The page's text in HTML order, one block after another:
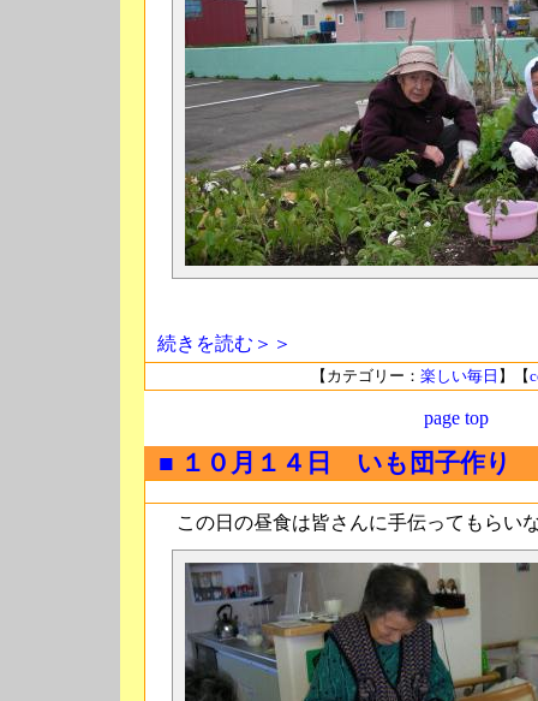
続きを読む＞＞
【カテゴリー： 楽しい毎日 】【
page top
■ １０月１４日 いも団子作り
この日の昼食は皆さんに手伝ってもらい